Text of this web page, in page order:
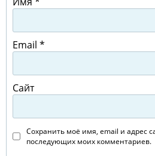
Email *
Сайт
Сохранить моё имя, email и адрес
последующих моих комментариев.